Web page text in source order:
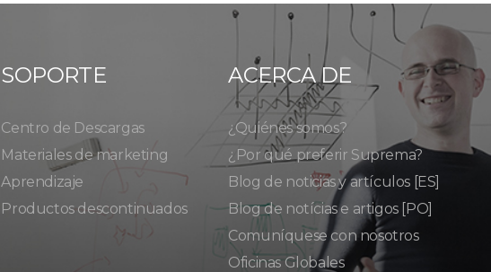
SOPORTE
Centro de Descargas
Materiales de marketing
Aprendizaje
Productos descontinuados
ACERCA DE
¿Quiénes somos?
¿Por qué preferir Suprema?
Blog de noticias y artículos [ES]
Blog de notícias e artigos [PO]
Comuníquese con nosotros
Oficinas Globales